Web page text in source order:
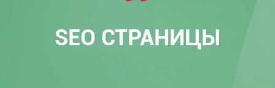
SEO СТРАНИЦЫ